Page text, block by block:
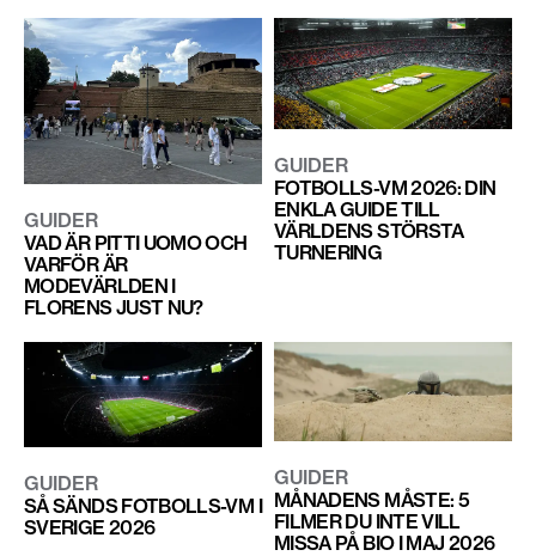
GUIDER
VAD ÄR PITTI UOMO OCH
VARFÖR ÄR
MODEVÄRLDEN I
FLORENS JUST NU?
GUIDER
FOTBOLLS-VM 2026: DIN
ENKLA GUIDE TILL
VÄRLDENS STÖRSTA
TURNERING
GUIDER
SÅ SÄNDS FOTBOLLS-VM I
SVERIGE 2026
GUIDER
MÅNADENS MÅSTE: 5
FILMER DU INTE VILL
MISSA PÅ BIO I MAJ 2026